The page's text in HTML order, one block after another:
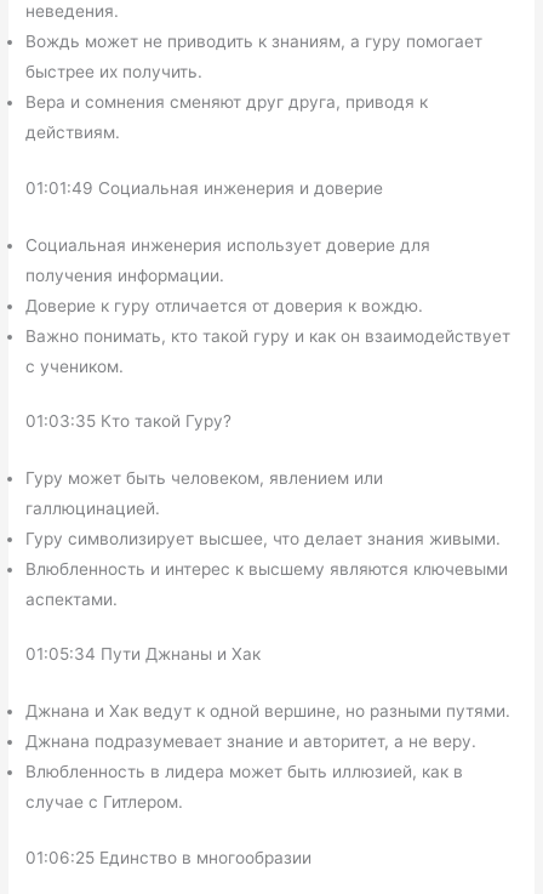
неведения.
Вождь может не приводить к знаниям, а гуру помогает
быстрее их получить.
Вера и сомнения сменяют друг друга, приводя к
действиям.
01:01:49 Социальная инженерия и доверие
Социальная инженерия использует доверие для
получения информации.
Доверие к гуру отличается от доверия к вождю.
Важно понимать, кто такой гуру и как он взаимодействует
с учеником.
01:03:35 Кто такой Гуру?
Гуру может быть человеком, явлением или
галлюцинацией.
Гуру символизирует высшее, что делает знания живыми.
Влюбленность и интерес к высшему являются ключевыми
аспектами.
01:05:34 Пути Джнаны и Хак
Джнана и Хак ведут к одной вершине, но разными путями.
Джнана подразумевает знание и авторитет, а не веру.
Влюбленность в лидера может быть иллюзией, как в
случае с Гитлером.
01:06:25 Единство в многообразии